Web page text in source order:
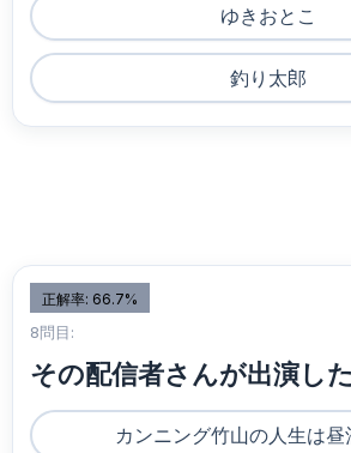
ゆきおとこ
釣り太郎
正解率: 66.7%
8問目:
その配信者さんが出演し
カンニング竹山の人生は昼